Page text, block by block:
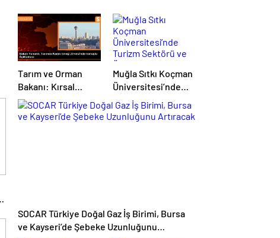
Tarım ve Orman
Bakanı: Kırsal
kalkınmada
gençlere ve
Muğla Sıtkı Koçman
Üniversitesi’nde
Turizm Sektörü ve
Öğrenciler Buluştu
SOCAR Türkiye Doğal Gaz İş Birimi, Bursa
ve Kayseri’de Şebeke Uzunluğunu